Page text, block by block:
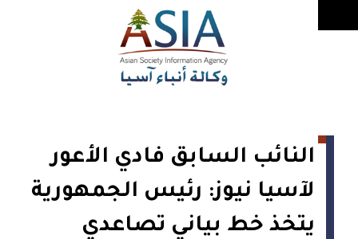
النائب السابق فادي الأعور
لآسيا نيوز: رئيس الجمهورية
يتخذ خط بياني تصاعدي